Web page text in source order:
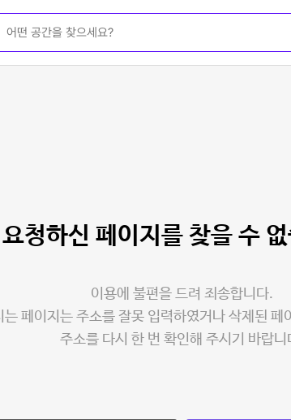
요청하신 페이지를 찾을 수
이용에 불편을 드려 죄송합니다.
는 페이지는 주소를 잘못 입력하였거나 삭제된 페
주소를 다시 한 번 확인해 주시기 바랍니